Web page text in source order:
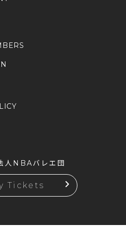
人NBAバレエ団
Tickets